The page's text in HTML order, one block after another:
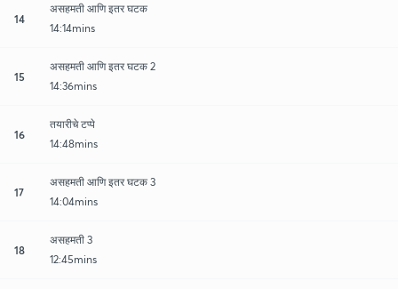
14
असहमती आणि इतर घटक
14:14mins
15
असहमती आणि इतर घटक 2
14:36mins
16
तयारीचे टप्पे
14:48mins
17
असहमती आणि इतर घटक 3
14:04mins
18
असहमती 3
12:45mins